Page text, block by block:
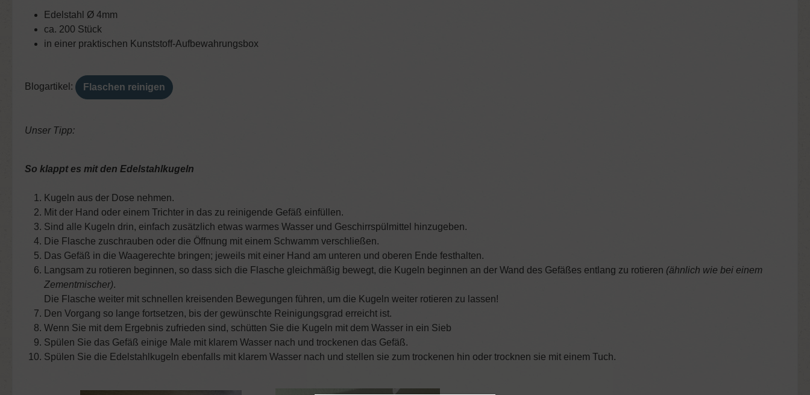
Edelstahl Ø 4mm
ca. 200 Stück
in einer praktischen Kunststoff-Aufbewahrungsbox
Blogartikel: Flaschen reinigen
Unser Tipp:
So klappt es mit den Edelstahlkugeln
Kugeln aus der Dose nehmen.
Mit der Hand oder einem Trichter in das zu reinigende Gefäß einfüllen.
Sind alle Kugeln drin, einfach zusätzlich etwas warmes Wasser und Geschirrspülmittel hinzugeben.
Die Flasche zuschrauben oder die Öffnung mit einem Schwamm verschließen.
Das Gefäß in die Waagerechte bringen; jeweils mit einer Hand am unteren und oberen Ende festhalten.
Langsam zu rotieren beginnen, so dass sich die Flasche gleichmäßig bewegt, die Kugeln beginnen an der Wand des Gefäßes entlang zu rotieren (ähnlich wie bei einem
Zementmischer).
Die Flasche weiter mit schnellen kreisenden Bewegungen führen, um die Kugeln weiter rotieren zu lassen!
Den Vorgang so lange fortsetzen, bis der gewünschte Reinigungsgrad erreicht ist.
Wenn Sie mit dem Ergebnis zufrieden sind, schütten Sie die Kugeln mit dem Wasser in ein Sieb
Spülen Sie das Gefäß einige Male mit klarem Wasser nach und trockenen das Gefäß.
Spülen Sie die Edelstahlkugeln ebenfalls mit klarem Wasser nach und stellen sie zum trockenen hin oder trocknen sie mit einem Tuch.